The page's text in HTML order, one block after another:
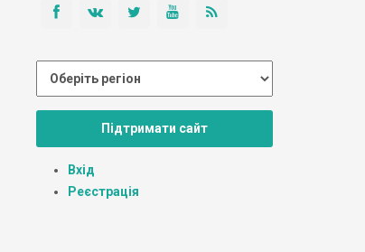
Підтримати сайт
Вхід
Реєстрація